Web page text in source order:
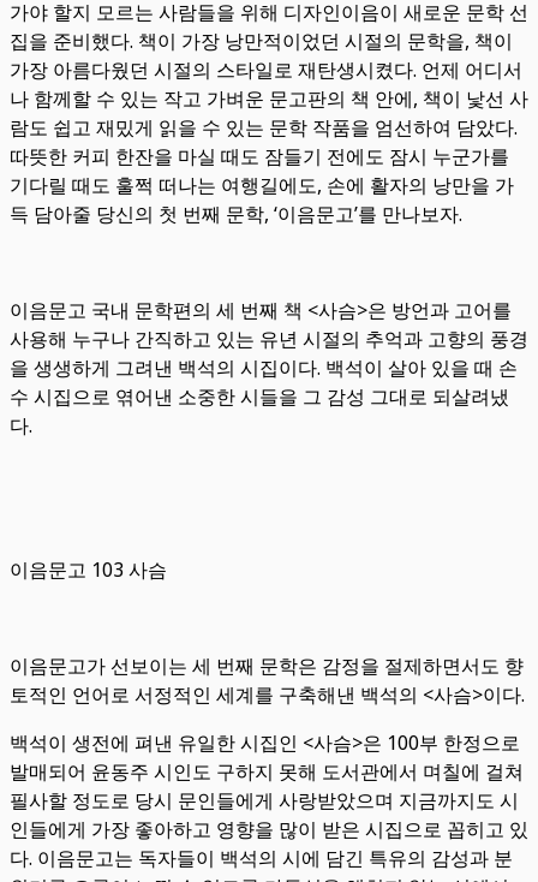
가야 할지 모르는 사람들을 위해 디자인이음이 새로운 문학 선
집을 준비했다. 책이 가장 낭만적이었던 시절의 문학을, 책이
가장 아름다웠던 시절의 스타일로 재탄생시켰다. 언제 어디서
나 함께할 수 있는 작고 가벼운 문고판의 책 안에, 책이 낯선 사
람도 쉽고 재밌게 읽을 수 있는 문학 작품을 엄선하여 담았다.
따뜻한 커피 한잔을 마실 때도 잠들기 전에도 잠시 누군가를
기다릴 때도 훌쩍 떠나는 여행길에도, 손에 활자의 낭만을 가
득 담아줄 당신의 첫 번째 문학, ‘이음문고’를 만나보자.
이음문고 국내 문학편의 세 번째 책 <사슴>은 방언과 고어를
사용해 누구나 간직하고 있는 유년 시절의 추억과 고향의 풍경
을 생생하게 그려낸 백석의 시집이다. 백석이 살아 있을 때 손
수 시집으로 엮어낸 소중한 시들을 그 감성 그대로 되살려냈
다.
이음문고 103 사슴
이음문고가 선보이는 세 번째 문학은 감정을 절제하면서도 향
토적인 언어로 서정적인 세계를 구축해낸 백석의 <사슴>이다.
백석이 생전에 펴낸 유일한 시집인 <사슴>은 100부 한정으로
발매되어 윤동주 시인도 구하지 못해 도서관에서 며칠에 걸쳐
필사할 정도로 당시 문인들에게 사랑받았으며 지금까지도 시
인들에게 가장 좋아하고 영향을 많이 받은 시집으로 꼽히고 있
다. 이음문고는 독자들이 백석의 시에 담긴 특유의 감성과 분